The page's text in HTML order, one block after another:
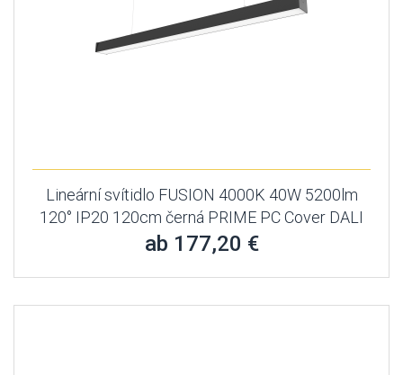
Lineární svítidlo FUSION 4000K 40W 5200lm
120° IP20 120cm černá PRIME PC Cover DALI
ab 177,20 €